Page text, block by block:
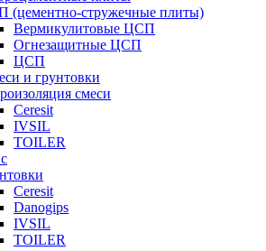
(цементно-стружечные плиты)
Вермикулитовые ЦСП
Огнезащитные ЦСП
ЦСП
и грунтовки
смеси
Ceresit
IVSIL
TOILER
Ceresit
Danogips
IVSIL
TOILER